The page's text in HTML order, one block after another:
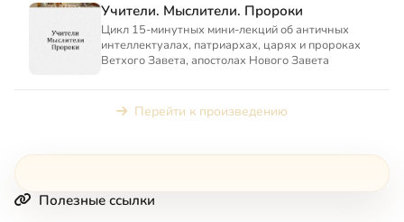
Учители. Мыслители. Пророки
Цикл 15-минутных мини-лекций об античных
интеллектуалах, патриархах, царях и пророках
Ветхого Завета, апостолах Нового Завета
Перейти к произведению
Полезные ссылки